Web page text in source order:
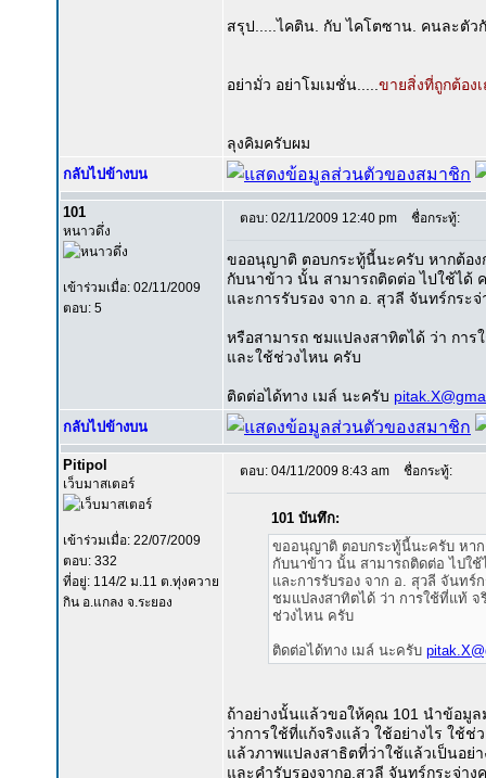
สรุป.....ไคติน. กับ ไคโตซาน. คนละตัว
อย่ามั่ว อย่าโมเมชั่น..... ขายสิ่งที่ถูกต้อง
ลุงคิมครับผม
กลับไปข้างบน
101
หนาวดึ่ง
เข้าร่วมเมื่อ: 02/11/2009
ตอบ: 5
ตอบ: 02/11/2009 12:40 pm ชื่อกระทู้:
ขออนุญาติ ตอบกระทู้นี้นะครับ หากต้อง
กับนาข้าว นั้น สามารถติดต่อ ไปใช้ได้
และการรับรอง จาก อ. สุวลี จันทร์กระจ่
หรือสามารถ ชมแปลงสาทิตได้ ว่า การ
และใช้ช่วงไหน ครับ
ติดต่อได้ทาง เมล์ นะครับ
กลับไปข้างบน
Pitipol
เว็บมาสเตอร์
เข้าร่วมเมื่อ: 22/07/2009
ตอบ: 332
ที่อยู่: 114/2 ม.11 ต.ทุ่งควาย
กิน อ.แกลง จ.ระยอง
ตอบ: 04/11/2009 8:43 am ชื่อกระทู้:
101 บันทึก:
ขออนุญาติ ตอบกระทู้นี้นะครับ หาก
กับนาข้าว นั้น สามารถติดต่อ ไปใ
และการรับรอง จาก อ. สุวลี จันทร์
ชมแปลงสาทิตได้ ว่า การใช้ที่แท้ จ
ช่วงไหน ครับ
ติดต่อได้ทาง เมล์ นะครับ
ถ้าอย่างนั้นแล้วขอให้คุณ 101 นำข้อมู
ว่าการใช้ที่แก้จริงแล้ว ใช้อย่างไร ใช้ช่
แล้วภาพแปลงสาธิตที่ว่าใช้แล้วเป็นอย่า
และคำรับรองจากอ.สุวลี จันทร์กระจ่าง